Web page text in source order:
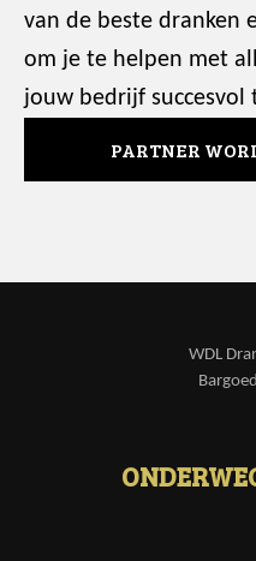
van de beste dranken
om je te helpen met
jouw bedrijf succesvol
PARTNER
WDL